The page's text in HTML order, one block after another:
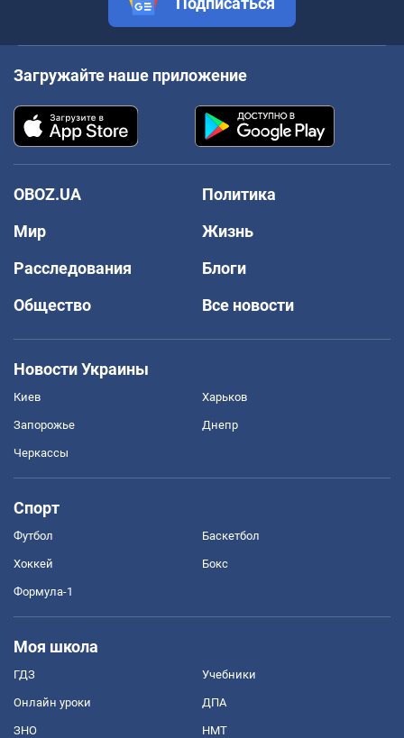
Загружайте наше приложение
OBOZ.UA
Политика
Мир
Жизнь
Расследования
Блоги
Общество
Все новости
Новости Украины
Киев Харьков
Запорожье Днепр
Черкассы
Спорт
Футбол Баскетбол
Хоккей Бокс
Формула-1
Моя школа
ГДЗ Учебники
Онлайн уроки ДПА
ЗНО НМТ